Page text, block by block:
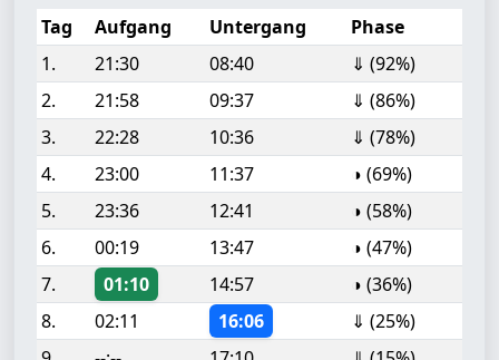
Tag
Aufgang Untergang
Phase
1.
21:30 08:40
⇓ (92%)
2.
21:58 09:37
⇓ (86%)
3.
22:28 10:36
⇓ (78%)
4.
23:00 11:37
◑ (69%)
5.
23:36 12:41
◑ (58%)
6.
00:19 13:47
◑ (47%)
7.
01:10 14:57
◑ (36%)
8.
02:11 16:06
⇓ (25%)